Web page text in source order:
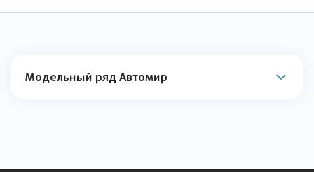
Модельный ряд Автомир